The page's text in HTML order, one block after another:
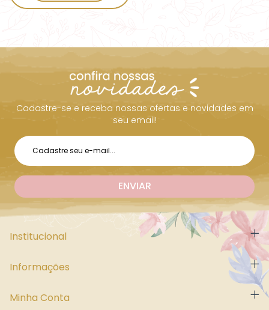
Cadastre-se e receba nossas ofertas e novidades em
seu email!
Institucional
Informações
Minha Conta